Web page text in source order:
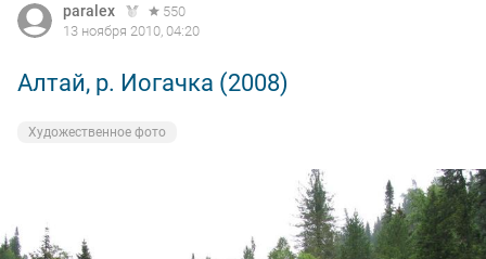
paralex
550
13 ноября 2010, 04:20
Алтай, р. Иогачка (2008)
Художественное фото